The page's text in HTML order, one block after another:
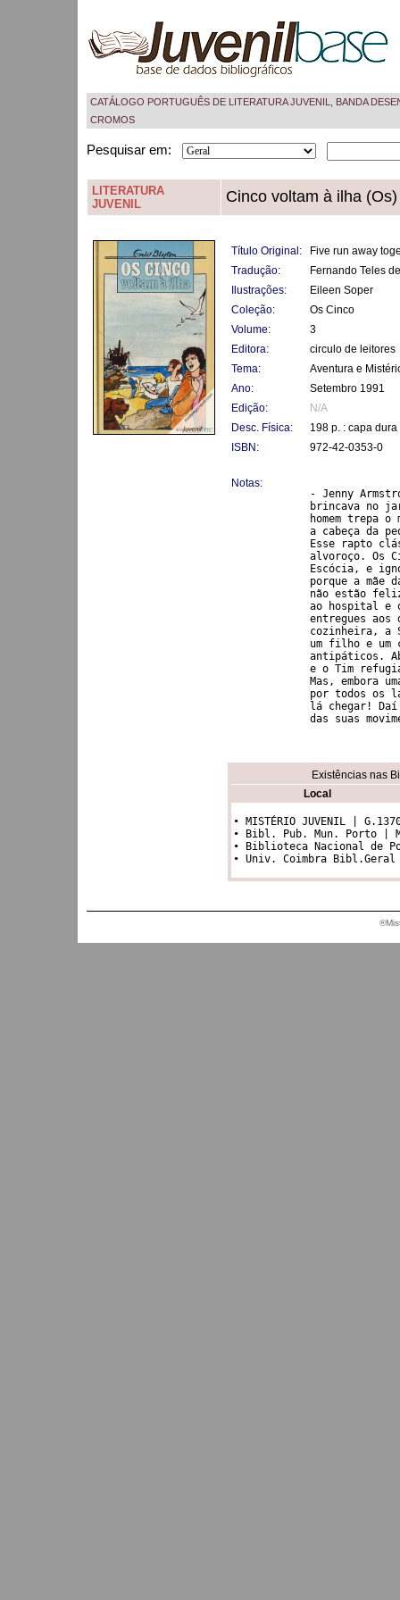
CATÁLOGO PORTUGUÊS DE LITERATURA JUVENIL, BANDA
CROMOS
Pesquisar em:
LITERATURA
JUVENIL
Cinco voltam à ilha (Os)
Título Original:
Five run away
Tradução:
Fernando Teles
Ilustrações:
Eileen Soper
Coleção:
Os Cinco
Volume:
3
Editora:
circulo de leitores
Tema:
Aventura e
Ano:
Setembro 1991
Edição:
N/A
Desc. Física:
198 p. : capa dura
ISBN:
972-42-0353-0
Notas:
- Jenny
brincava no
homem trepa o
a cabeça da
Esse rapto
alvoroço. Os
Escócia, e
porque a mãe
não estão
ao hospital e
entregues aos
cozinheira, a
um filho e um
antipáticos.
e o Tim
Mas, embora
por todos os
lá chegar! Daí
das suas
Existências nas
Local
• MISTÉRIO JUVENIL |
• Bibl. Pub. Mun. Porto |
• Biblioteca Nacional de